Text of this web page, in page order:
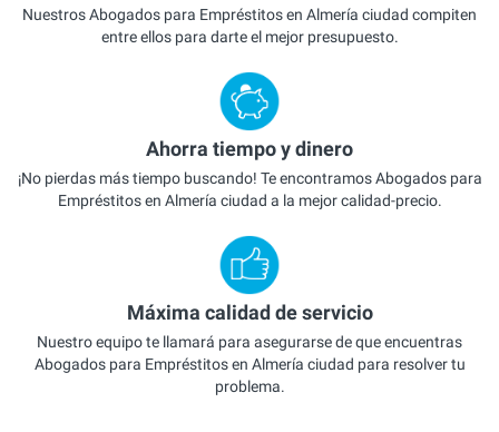
Nuestros Abogados para Empréstitos en Almería ciudad compiten
entre ellos para darte el mejor presupuesto.
Ahorra tiempo y dinero
¡No pierdas más tiempo buscando! Te encontramos Abogados para
Empréstitos en Almería ciudad a la mejor calidad-precio.
Máxima calidad de servicio
Nuestro equipo te llamará para asegurarse de que encuentras
Abogados para Empréstitos en Almería ciudad para resolver tu
problema.